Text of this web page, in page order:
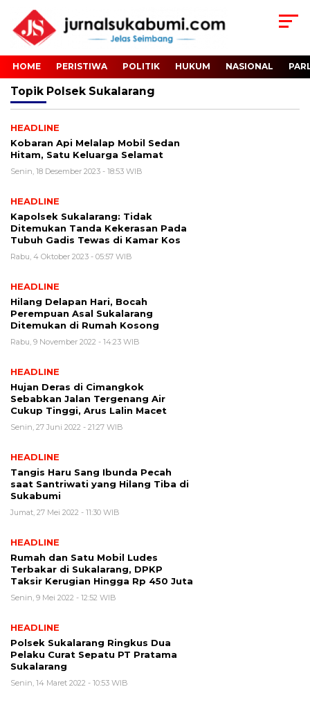
HOME PERISTIWA POLITIK HUKUM NASIONAL
Topik Polsek Sukalarang
HEADLINE
Kobaran Api Melalap Mobil Sedan
Hitam, Satu Keluarga Selamat
Senin, 18 Desember 2023 - 18:53 WIB
HEADLINE
Kapolsek Sukalarang: Tidak
Ditemukan Tanda Kekerasan Pada
Tubuh Gadis Tewas di Kamar Kos
Rabu, 4 Oktober 2023 - 05:57 WIB
HEADLINE
Hilang Delapan Hari, Bocah
Perempuan Asal Sukalarang
Ditemukan di Rumah Kosong
Rabu, 9 November 2022 - 14:23 WIB
HEADLINE
Hujan Deras di Cimangkok
Sebabkan Jalan Tergenang Air
Cukup Tinggi, Arus Lalin Macet
Senin, 27 Juni 2022 - 21:27 WIB
HEADLINE
Tangis Haru Sang Ibunda Pecah
saat Santriwati yang Hilang Tiba di
Sukabumi
Jumat, 27 Mei 2022 - 11:30 WIB
HEADLINE
Rumah dan Satu Mobil Ludes
Terbakar di Sukalarang, DPKP
Taksir Kerugian Hingga Rp 450 Juta
Senin, 9 Mei 2022 - 12:52 WIB
HEADLINE
Polsek Sukalarang Ringkus Dua
Pelaku Curat Sepatu PT Pratama
Sukalarang
Senin, 14 Maret 2022 - 10:53 WIB